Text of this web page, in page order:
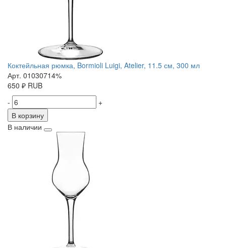
Коктейльная рюмка, Bormioli Luigi, Atelier, 11.5 см, 300 мл
Арт. 01030714%
650 ₽ RUB
-
+
В корзину
В наличии